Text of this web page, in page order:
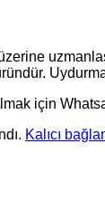
için
Kalıcı